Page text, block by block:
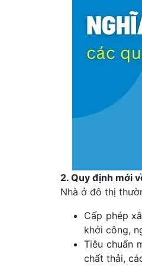
2. Quy định mới
Nhà ở đô thị
Cấp phép
khởi công,
Tiêu chuẩn
chất thải,